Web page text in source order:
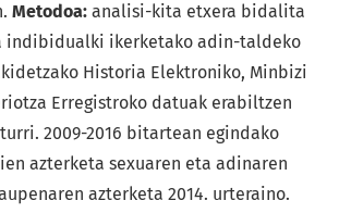
Metodoa: analisi-kita etxera bidalita
indibidualki ikerketako adin-taldeko
Historia Elektroniko, Minbizi
Erregistroko datuak erabiltzen
2009-2016 bitartean egindako
azterketa sexuaren eta adinaren
azterketa 2014. urteraino.